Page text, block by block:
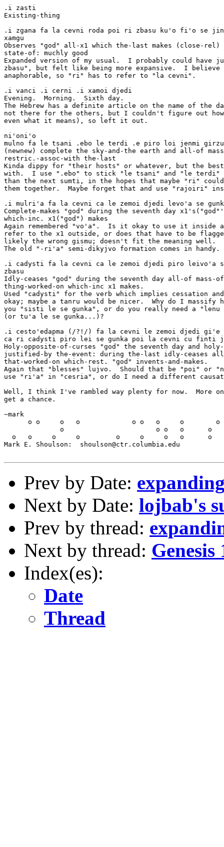
Prev by Date:
Next by Date: lojbab's
Prev by thread:
Next by thread: Genesis
Index(es):
Date
Thread